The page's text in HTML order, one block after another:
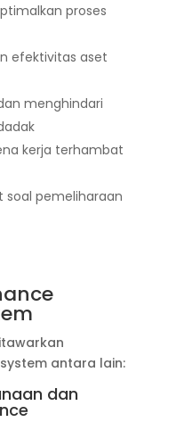
proses
efektivitas aset
menghindari
kerja terhambat
soal pemeliharaan
antara lain:
dan